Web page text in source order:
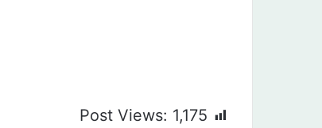
Post Views: 1,175